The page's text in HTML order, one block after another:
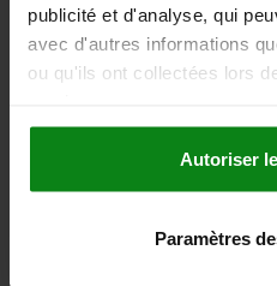
publicité et d'analyse, qui
avec d'autres informations
ou qu'ils ont collectées lors
Autoriser
Paramètres
GOUPILLE D'ARRÊT AVEC
ÉLEVÉE AU CISAI,
D3=13,2 D4=26